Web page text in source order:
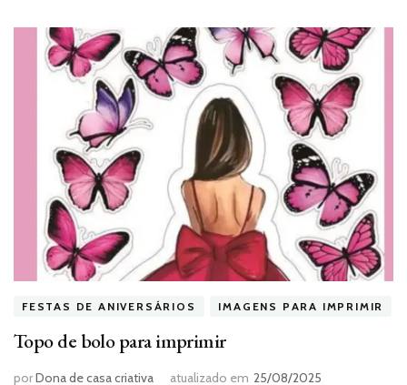
FESTAS DE ANIVERSÁRIOS IMAGENS PARA IMPRIMIR
Topo de bolo para imprimir
porDona de casa criativa atualizado em 25/08/2025